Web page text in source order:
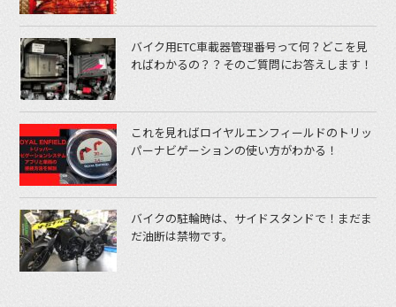
バイク用ETC車載器管理番号って何？どこを見
ればわかるの？？そのご質問にお答えします！
これを見ればロイヤルエンフィールドのトリッ
パーナビゲーションの使い方がわかる！
バイクの駐輪時は、サイドスタンドで！まだま
だ油断は禁物です。